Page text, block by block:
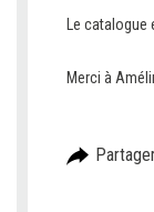
Le
Merci à